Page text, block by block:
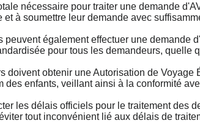
nécessaire pour traiter une demande
à soumettre leur demande avec
également effectuer une demande
pour tous les demandeurs, quelle
doivent obtenir une Autorisation de
enfants, veillant ainsi à la conformité
les délais officiels pour le traitement des
tout inconvénient lié aux délais de